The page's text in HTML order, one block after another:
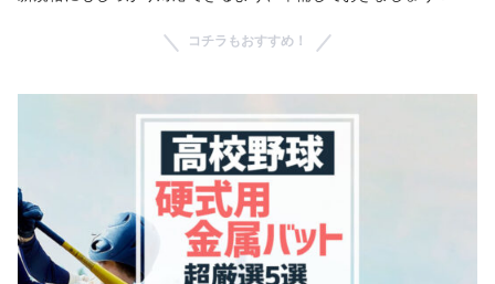
コチラもおすすめ！